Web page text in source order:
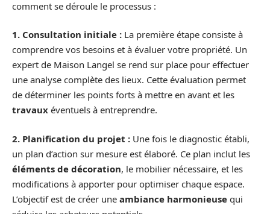
comment se déroule le processus :
1. Consultation initiale : La première étape consiste à
comprendre vos besoins et à évaluer votre propriété. Un
expert de Maison Langel se rend sur place pour effectuer
une analyse complète des lieux. Cette évaluation permet
de déterminer les points forts à mettre en avant et les
travaux éventuels à entreprendre.
2. Planification du projet : Une fois le diagnostic établi,
un plan d’action sur mesure est élaboré. Ce plan inclut les
éléments de décoration, le mobilier nécessaire, et les
modifications à apporter pour optimiser chaque espace.
L’objectif est de créer une ambiance harmonieuse qui